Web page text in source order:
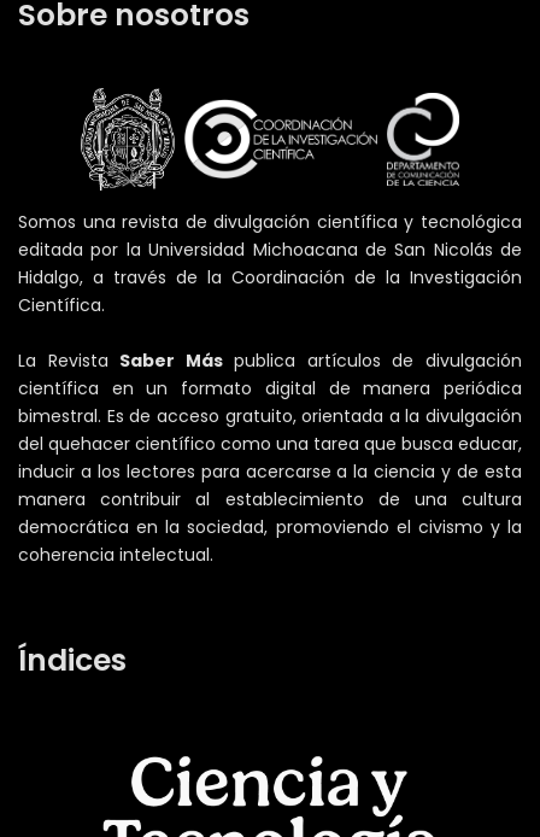
Sobre nosotros
Somos una revista de divulgación científica y tecnológica
editada por la Universidad Michoacana de San Nicolás de
Hidalgo, a través de la Coordinación de la Investigación
Científica.
La Revista Saber Máspublica artículos de divulgación
científica en un formato digital de manera periódica
bimestral. Es de acceso gratuito, orientada a la divulgación
del quehacer científico como una tarea que busca educar,
inducir a los lectores para acercarse a la ciencia y de esta
manera contribuir al establecimiento de una cultura
democrática en la sociedad, promoviendo el civismo y la
coherencia intelectual.
Índices